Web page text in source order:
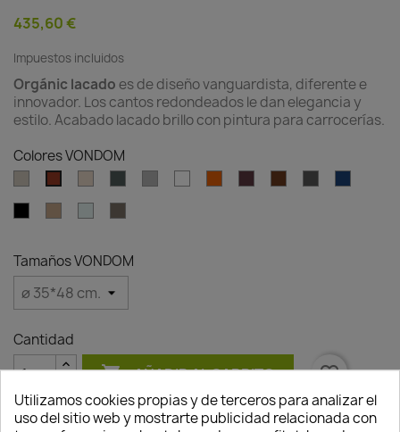
435,60 €
Impuestos incluidos
Orgánic lacado es de diseño vanguardista, diferente e
innovador. Los cantos redondeados le dan elegancia y
estilo. Acabado lacado brillo con pintura para carrocerías.
Colores VONDOM
Tamaños VONDOM
Cantidad
 AÑADIR AL CARRITO favorite_border
Utilizamos cookies propias y de terceros para analizar el
uso del sitio web y mostrarte publicidad relacionada con